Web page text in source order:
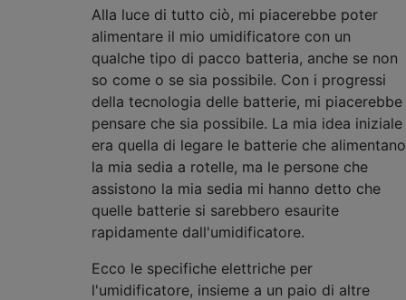
Alla luce di tutto ciò, mi piacerebbe poter
alimentare il mio umidificatore con un
qualche tipo di pacco batteria, anche se non
so come o se sia possibile. Con i progressi
della tecnologia delle batterie, mi piacerebbe
pensare che sia possibile. La mia idea iniziale
era quella di legare le batterie che alimentano
la mia sedia a rotelle, ma le persone che
assistono la mia sedia mi hanno detto che
quelle batterie si sarebbero esaurite
rapidamente dall'umidificatore.
Ecco le specifiche elettriche per
l'umidificatore, insieme a un paio di altre